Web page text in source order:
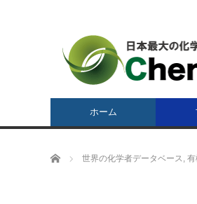
ホーム
ホーム 世界の化学者データベース,